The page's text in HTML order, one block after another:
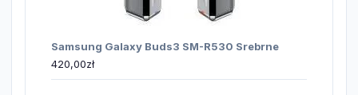
Samsung Galaxy Buds3 SM-R530 Srebrne
420,00zł